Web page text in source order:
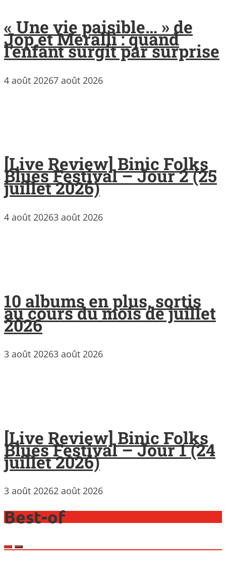
« Une vie paisible… » de
Jop et Meralli : quand
l’enfant surgit par surprise
4 août 20267 août 2026
[Live Review] Binic Folks
Blues Festival – Jour 2 (25
juillet 2026)
4 août 20263 août 2026
10 albums en plus, sortis
au cours du mois de juillet
2026
3 août 20263 août 2026
[Live Review] Binic Folks
Blues Festival – Jour 1 (24
juillet 2026)
3 août 20262 août 2026
Best-of